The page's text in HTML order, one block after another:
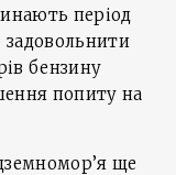
період
бензину
попиту на
ще